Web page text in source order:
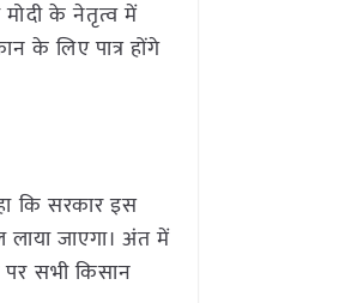
मोदी के नेतृत्व में
के लिए पात्र होंगे
कि सरकार इस
जाएगा। अंत में
पर सभी किसान